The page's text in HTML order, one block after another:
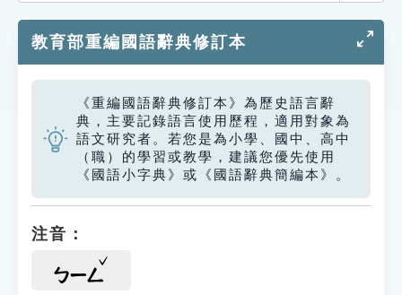
貓頭鷹博士
教育部重編國語辭典修訂本
《重編國語辭典修訂本》為歷史語言辭
典，主要記錄語言使用歷程，適用對象為
語文研究者。若您是為小學、國中、高中
（職）的學習或教學，建議您優先使用
《國語小字典》或《國語辭典簡編本》。
注音：
ㄅㄧㄥ